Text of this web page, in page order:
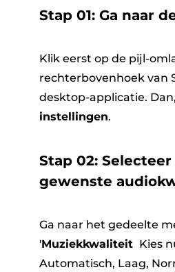
Stap 01: Ga naar
Klik eerst op de pijl-
rechterbovenhoek van
desktop-applicatie. Dan,
instellingen.
Stap 02: Selecteer
gewenste
Ga naar het gedeelte
'Muziekkwaliteit
Kies
Automatisch, Laag,